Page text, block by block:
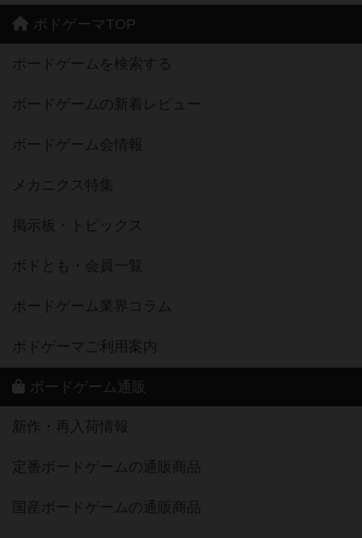
ボドゲーマTOP
ボードゲームを検索する
ボードゲームの新着レビュー
ボードゲーム会情報
メカニクス特集
掲示板・トピックス
ボドとも・会員一覧
ボードゲーム業界コラム
ボドゲーマご利用案内
ボードゲーム通販
新作・再入荷情報
定番ボードゲームの通販商品
国産ボードゲームの通販商品